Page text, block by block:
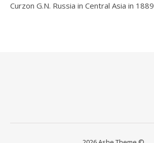
Curzon G.N. Russia in Central Asia in 1889